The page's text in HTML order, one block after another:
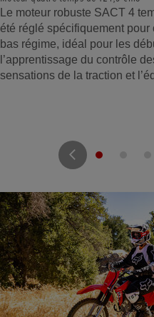
Le moteur robuste SACT 4
été réglé spécifiquement
bas régime, idéal pour les
l’apprentissage du contrôle
sensations de la traction et